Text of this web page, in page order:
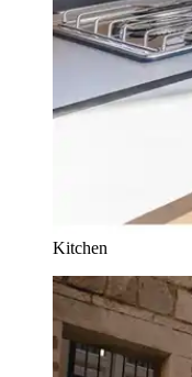
Kitchen